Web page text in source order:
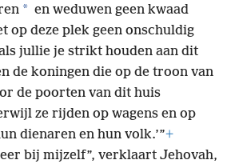
* en weduwen geen kwaad
op deze plek geen onschuldig
jullie je strikt houden aan dit
de koningen die op de troon van
de poorten van dit huis
ze rijden op wagens en op
dienaren en hun volk.’”+
bij mijzelf”, verklaart Jehovah,